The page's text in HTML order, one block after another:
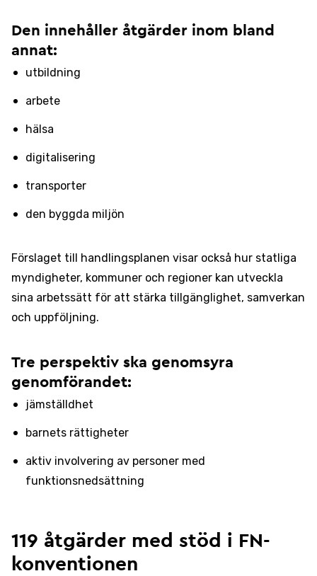
Den innehåller åtgärder inom bland
annat:
utbildning
arbete
hälsa
digitalisering
transporter
den byggda miljön
Förslaget till handlingsplanen visar också hur statliga
myndigheter, kommuner och regioner kan utveckla
sina arbetssätt för att stärka tillgänglighet, samverkan
och uppföljning.
Tre perspektiv ska genomsyra
genomförandet:
jämställdhet
barnets rättigheter
aktiv involvering av personer med
funktionsnedsättning
119 åtgärder med stöd i FN-
konventionen